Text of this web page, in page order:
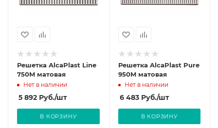
Решетка AlcaPlast Line
750M матовая
Нет в наличии
5 892 Руб./шт
В КОРЗИНУ
Решетка AlcaPlast Pure
950M матовая
Нет в наличии
6 483Руб./шт
В КОРЗИНУ